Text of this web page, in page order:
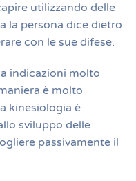
utilizzando delle
la persona dice dietro
con le sue difese.
indicazioni molto
è molto
kinesiologia è
sviluppo delle
passivamente il